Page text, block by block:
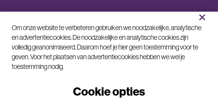
C
o
o
k
×
Om onze website te verbeteren gebruiken we noodzakelijke, analytische
en advertentiecookies. De noodzakelijke en analytische cookies zijn
volledig geanonimiseerd. Daarom hoef je hier geen toestemming voor te
geven. Voor het plaatsen van advertentiecookies hebben we wel je
toestemming nodig.
Cookie opties